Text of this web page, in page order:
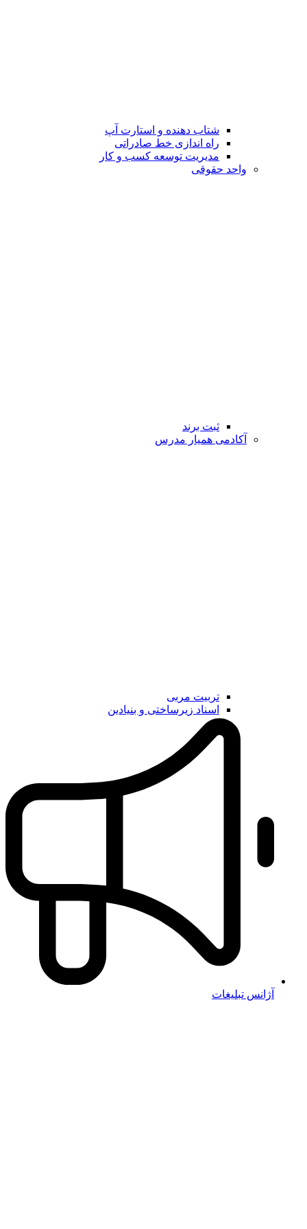
شتاب دهنده و استارت آپ
راه اندازی خط صادراتی
مدیریت توسعه کسب و کار
واحد حقوقی
ثبت برند
آکادمی همیار مدرس
تربیت مربی
اسناد زیرساختی و بنیادین
آژانس تبلیغات